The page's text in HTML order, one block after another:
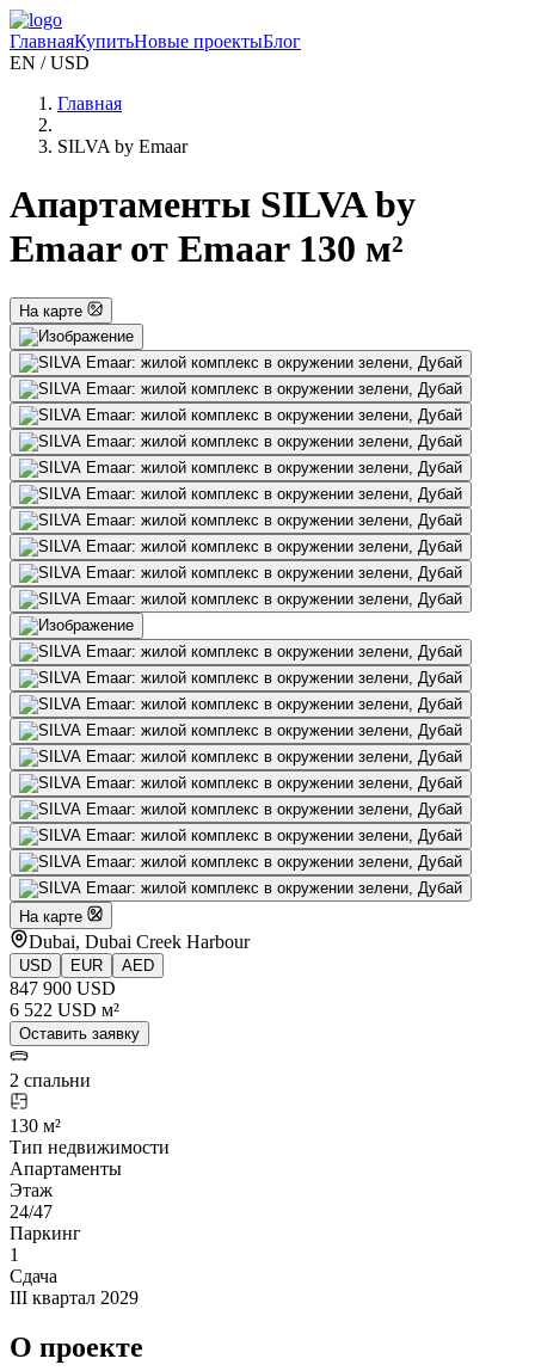
ГлавнаяКупитьНовые проектыБлог
EN / USD
Главная
SILVA by Emaar
Апартаменты SILVA by
Emaar от Emaar 130 м²
На карте
На карте
Dubai, Dubai Creek Harbour
USD EUR AED
847 900 USD
6 522 USD м²
Оставить заявку
2 спальни
130 м²
Тип недвижимости
Апартаменты
Этаж
24/47
Паркинг
1
Сдача
III квартал 2029
О проекте